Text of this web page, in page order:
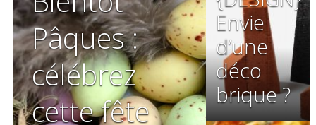
Pâques :
célébrez
cette fête
Envie
d’une
déco
brique ?